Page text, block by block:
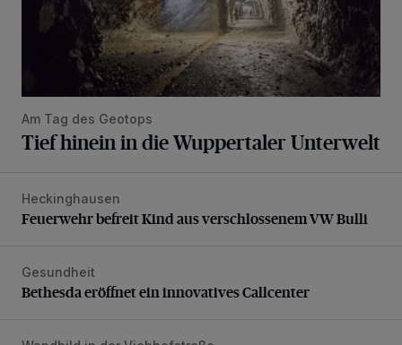
Am Tag des Geotops
Tief hinein in die Wuppertaler Unterwelt
Feuerwehr befreit Kind aus verschlossenem VW Bulli
Heckinghausen
Feuerwehr befreit Kind aus verschlossenem VW Bulli
Bethesda eröffnet ein innovatives Callcenter
Gesundheit
Bethesda eröffnet ein innovatives Callcenter